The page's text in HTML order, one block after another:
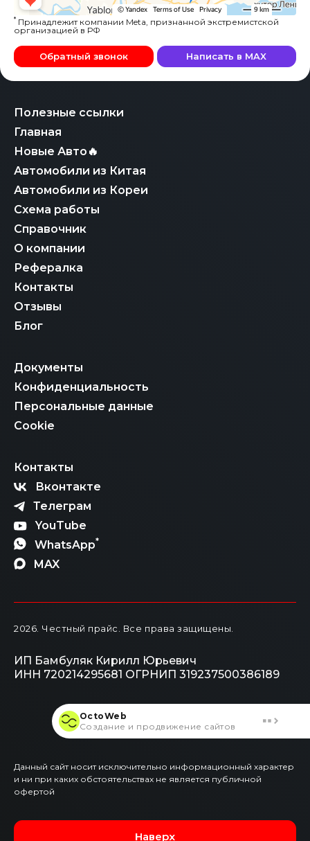
Полезные ссылки
Главная
Новые Авто🔥
Автомобили из Китая
Автомобили из Кореи
Схема работы
Справочник
О компании
Рефералка
Контакты
Отзывы
Блог
Документы
Конфиденциальность
Персональные данные
Cookie
Контакты
Вконтакте
Телеграм
YouTube
WhatsApp*
MAX
* Принадлежит компании Meta, признанной экстремистской
организацией в РФ
Обратный звонок Написать в MAX
2026 . Честный прайс. Все права защищены.
ИП Бамбуляк Кирилл Юрьевич
ИНН 720214295681 ОГРНИП 319237500386189
Данный сайт носит исключительно информационный характер
и ни при каких обстоятельствах не является публичной
офертой
Наверх
OctoWeb
Создание и продвижение сайтов